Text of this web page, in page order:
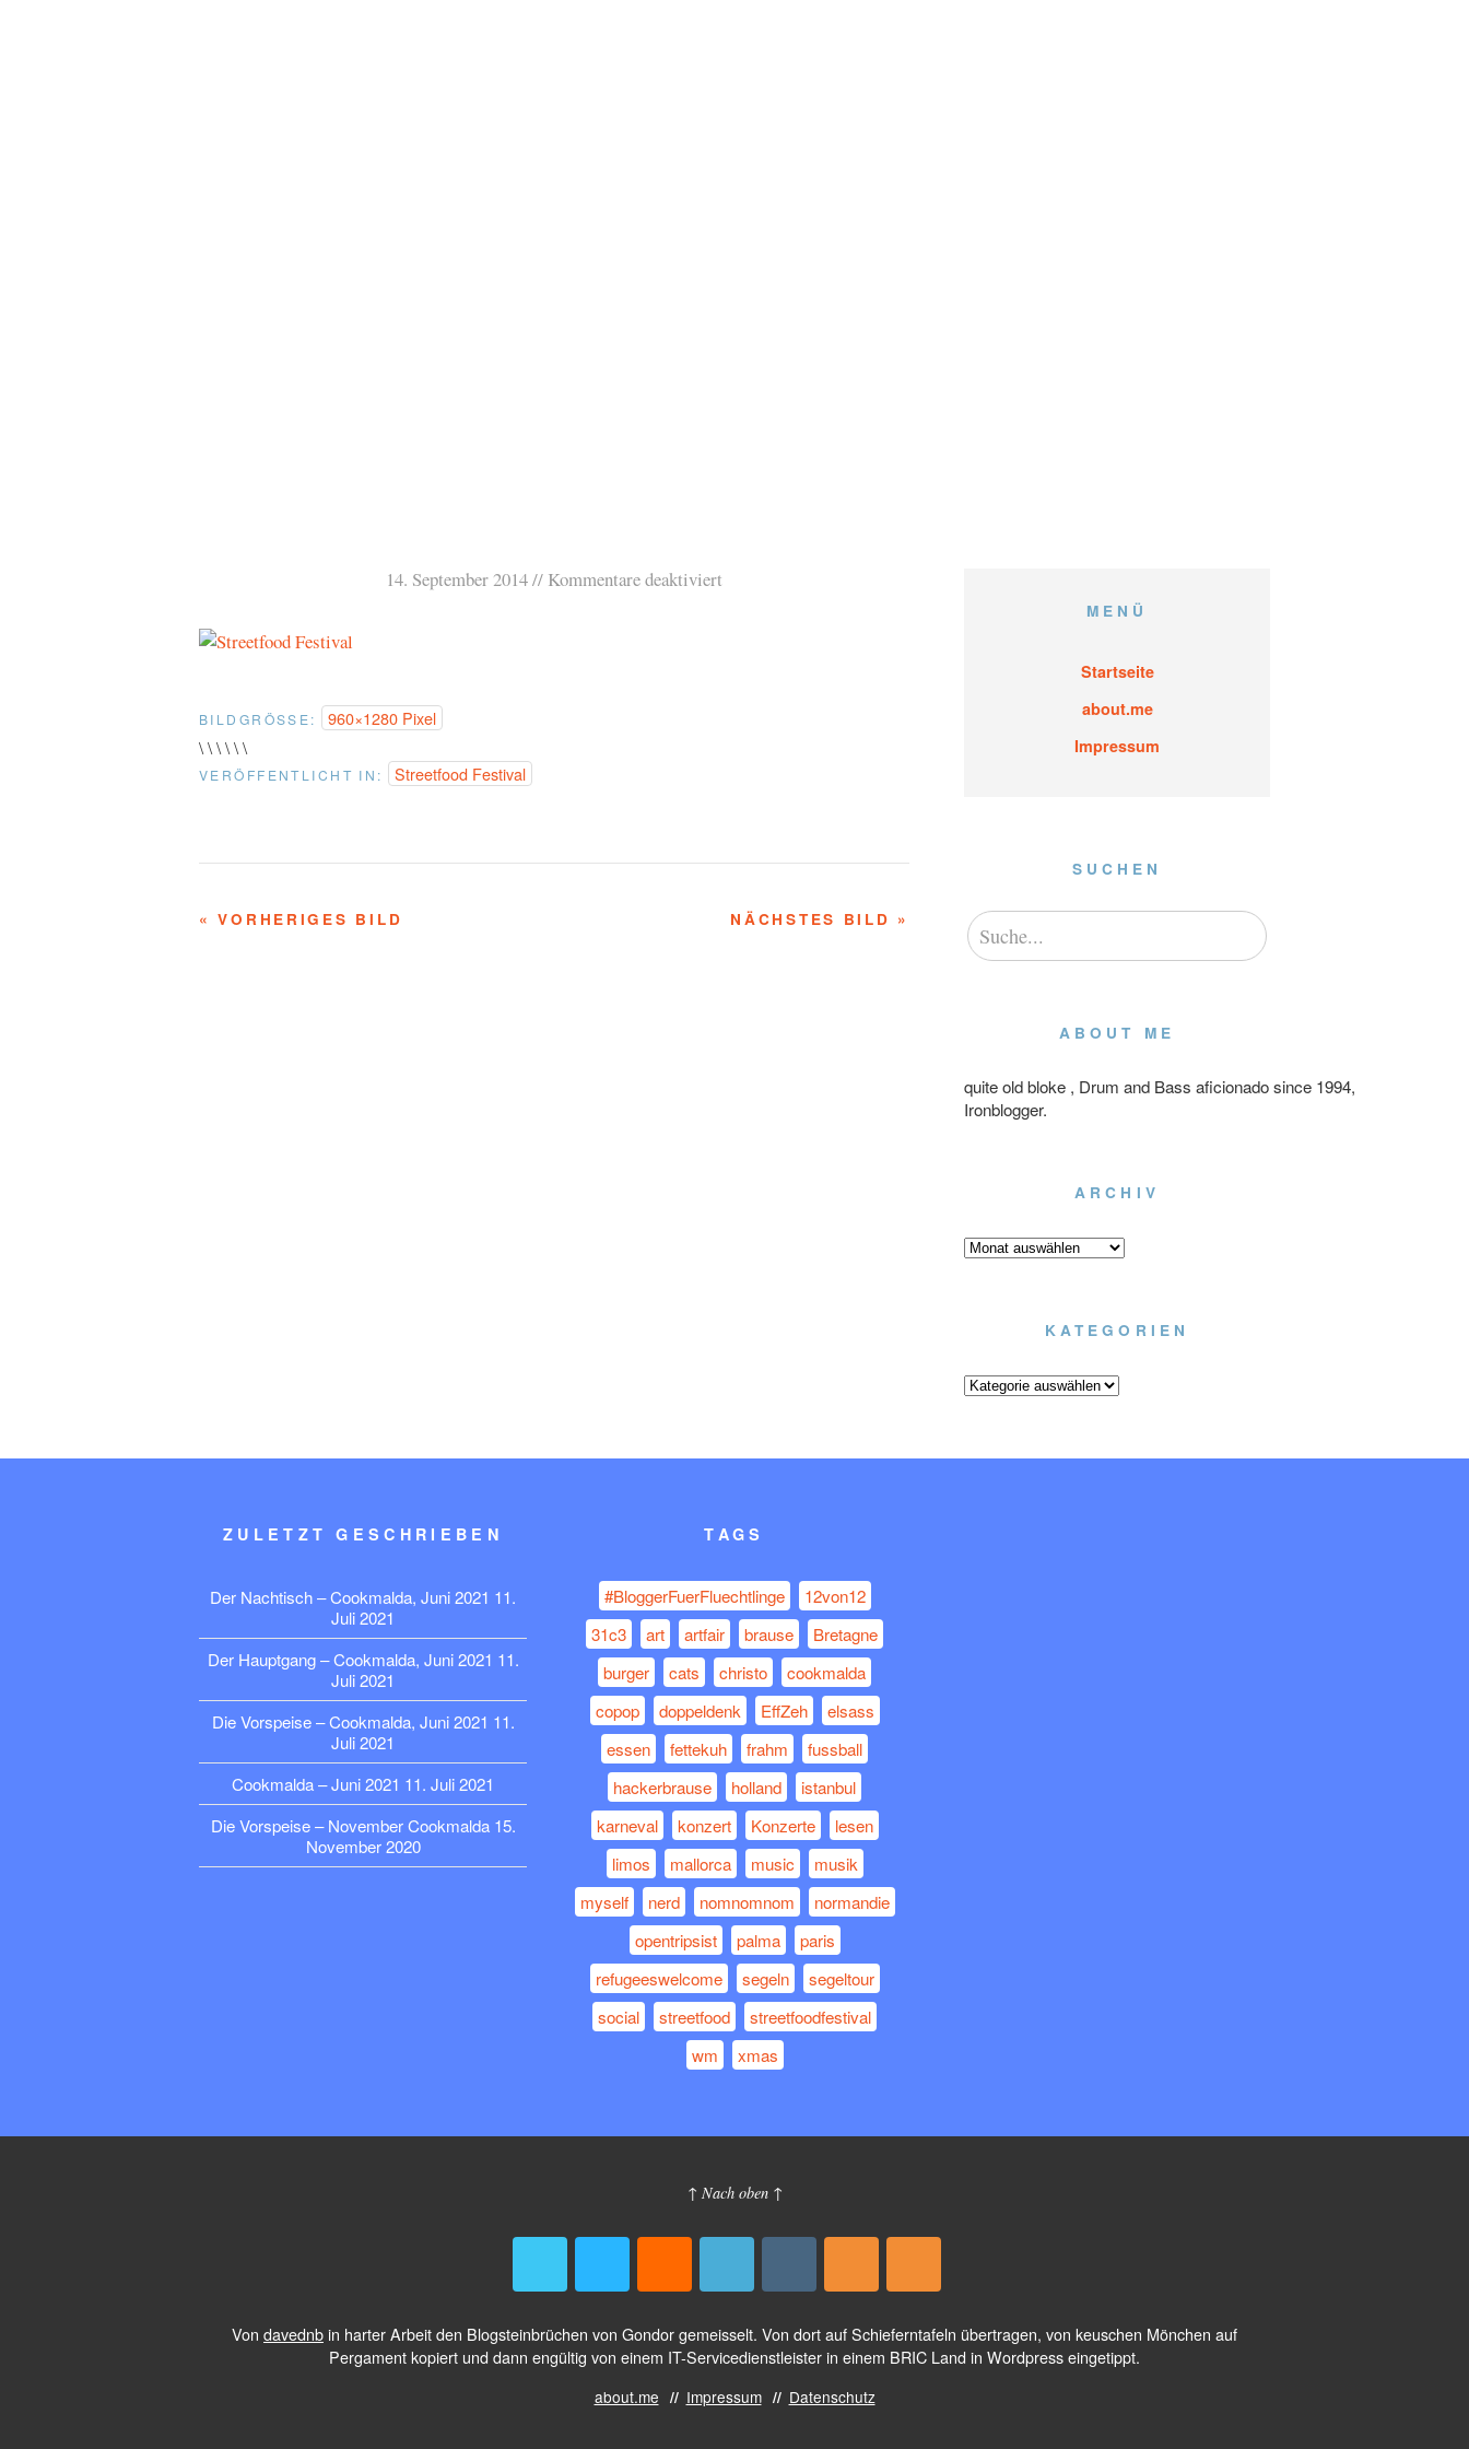
14. September 2014 Kommentare deaktiviert
BILDGRÖSSE:
960×1280 Pixel
\ \ \ \ \ \
VERÖFFENTLICHT IN: Streetfood Festival
NÄCHSTES BILD »
« VORHERIGES BILD
MENÜ
Startseite
about.me
Impressum
SUCHEN
ABOUT ME
quite old bloke , Drum and Bass aficionado since 1994,
Ironblogger.
ARCHIV
Archiv
KATEGORIEN
Kategorien
ZULETZT GESCHRIEBEN
Der Nachtisch – Cookmalda, Juni 2021 11.
Juli 2021
Der Hauptgang – Cookmalda, Juni 2021 11.
Juli 2021
Die Vorspeise – Cookmalda, Juni 2021 11.
Juli 2021
Cookmalda – Juni 2021 11. Juli 2021
Die Vorspeise – November Cookmalda 15.
November 2020
TAGS
#BloggerFuerFluechtlinge
12von12
31c3
art artfair brause
Bretagne
burger
cats christo
cookmalda
copop
doppeldenk EffZeh
elsass
essen
fettekuh frahm
fussball
hackerbrause
holland
istanbul
karneval
konzert Konzerte
lesen
limos
mallorca music
musik
myself
nerd nomnomnom
normandie
opentripsist
palma
paris
refugeeswelcome
segeln
segeltour
social
streetfood
streetfoodfestival
wm
xmas
↑ Nach oben ↑
Von davednbin harter Arbeit den Blogsteinbrüchen von Gondor gemeisselt. Von dort auf Schieferntafeln übertragen, von keuschen Mönchen auf
Pergament kopiert und dann engültig von einem IT-Servicedienstleister in einem BRIC Land in Wordpress eingetippt.
about.me Impressum Datenschutz